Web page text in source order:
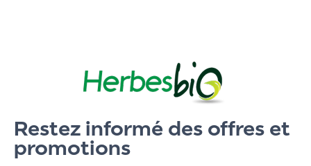
Restez informé des offres et
promotions